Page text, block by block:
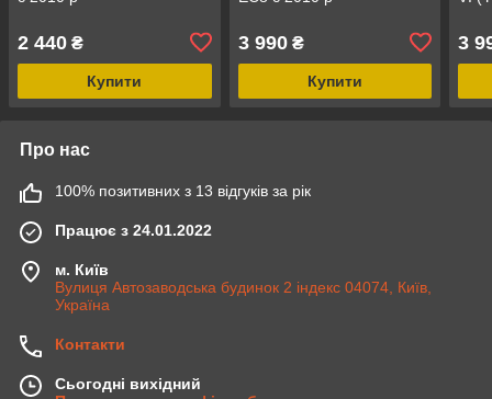
2 440 ₴
Купити
3 990₴
Купити
3
Про нас
100% позитивних з 13 відгуків за рік
Працює з 24.01.2022
м. Київ
Вулиця Автозаводська будинок 2 індекс 04074, Київ,
Україна
Контакти
Сьогодні вихідний